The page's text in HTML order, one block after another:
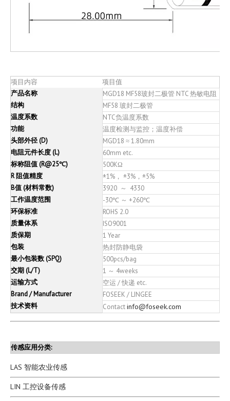
项目内容
项目值
产品名称
MGD18 MF58玻封二极管 NTC 热敏电阻
结构
MF58 玻封二极管
温度系数
NTC负温度系数
功能
温度检测与监控；温度补偿
头部外径 (D)
MGD18 ≈ 1.80mm
电阻元件长度 (L)
60mm etc.
标称阻值 (R@25℃)
500KΩ
R 阻值精度
±1%， ±3%，±5%
B值 (材料常数)
3920 ～ 4330
工作温度范围
-30℃ ～ +260℃
环保标准
ROHS 2.0
质量体系
ISO9001
质保期
1 Year
包装
热封防静电袋
最小包装数 (SPQ)
500pcs/bag
交期 (L/T)
1 ～ 4weeks
运输方式
空运 / 快递 etc.
Brand / Manufacturer
FOSEEK / LINGEE
技术资料
Contactinfo@foseek.com
传感应用分类:
LAS 智能农业传感
LIN 工控设备传感